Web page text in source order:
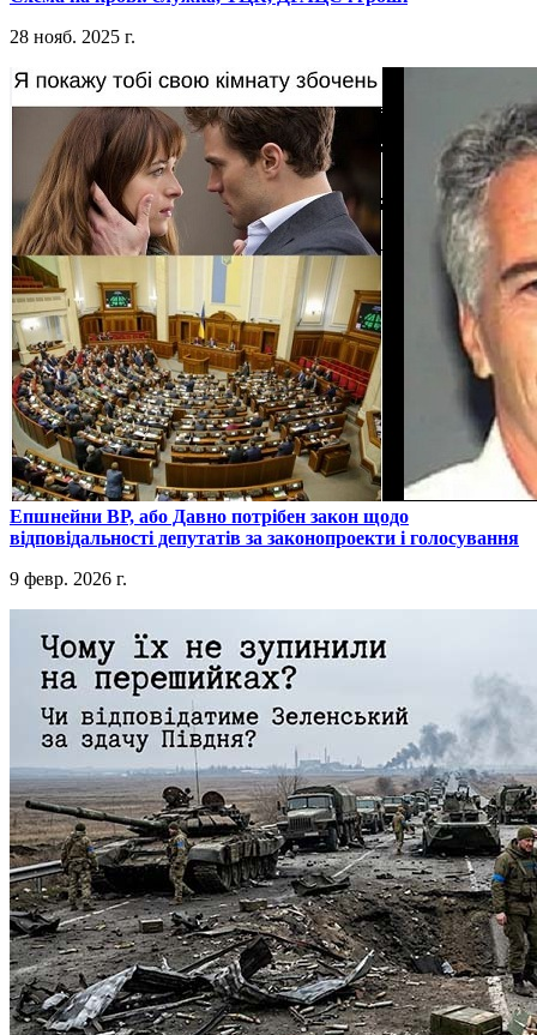
28 нояб. 2025 г.
​Епшнейни ВР, або Давно потрібен закон щодо
відповідальності депутатів за законопроекти і голосування
9 февр. 2026 г.